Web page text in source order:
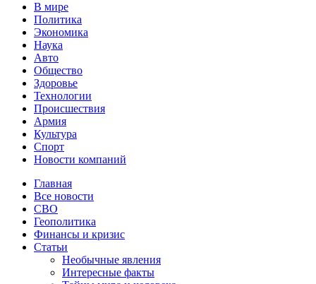
В мире
Политика
Экономика
Наука
Авто
Общество
Здоровье
Технологии
Происшествия
Армия
Культура
Спорт
Новости компаний
Главная
Все новости
СВО
Геополитика
Финансы и кризис
Статьи
Необычные явления
Интересные факты